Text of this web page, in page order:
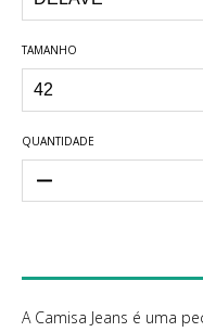
TAMANHO
QUANTIDADE
A Camisa Jeans é uma